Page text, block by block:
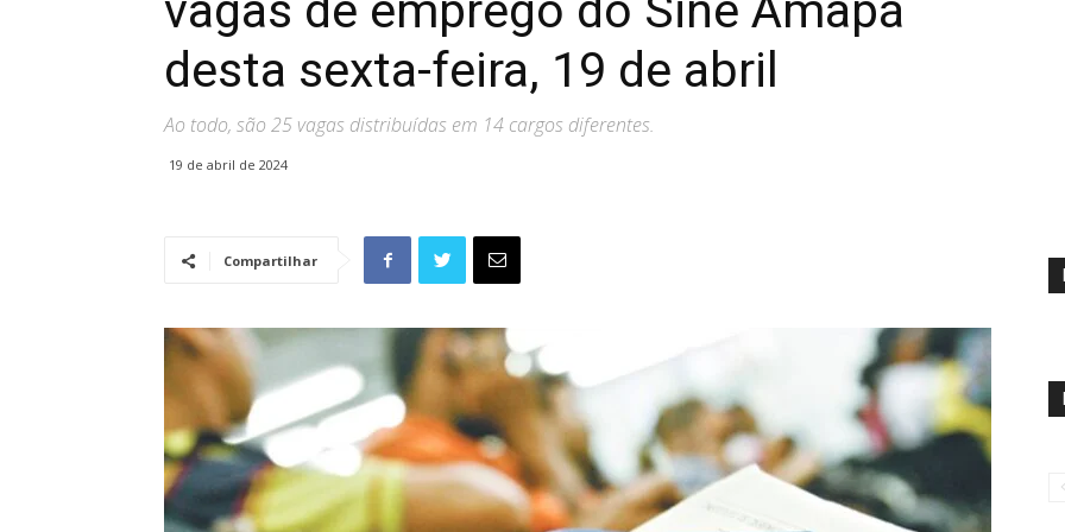
desta sexta-feira, 19 de abril
Ao todo, são 25 vagas distribuídas em 14 cargos diferentes.
19 de abril de 2024
Compartilhar